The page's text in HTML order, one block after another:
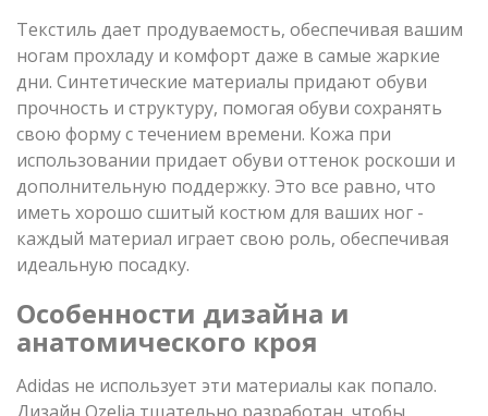
Текстиль дает продуваемость, обеспечивая вашим
ногам прохладу и комфорт даже в самые жаркие
дни. Синтетические материалы придают обуви
прочность и структуру, помогая обуви сохранять
свою форму с течением времени. Кожа при
использовании придает обуви оттенок роскоши и
дополнительную поддержку. Это все равно, что
иметь хорошо сшитый костюм для ваших ног -
каждый материал играет свою роль, обеспечивая
идеальную посадку.
Особенности дизайна и
анатомического кроя
Adidas не использует эти материалы как попало.